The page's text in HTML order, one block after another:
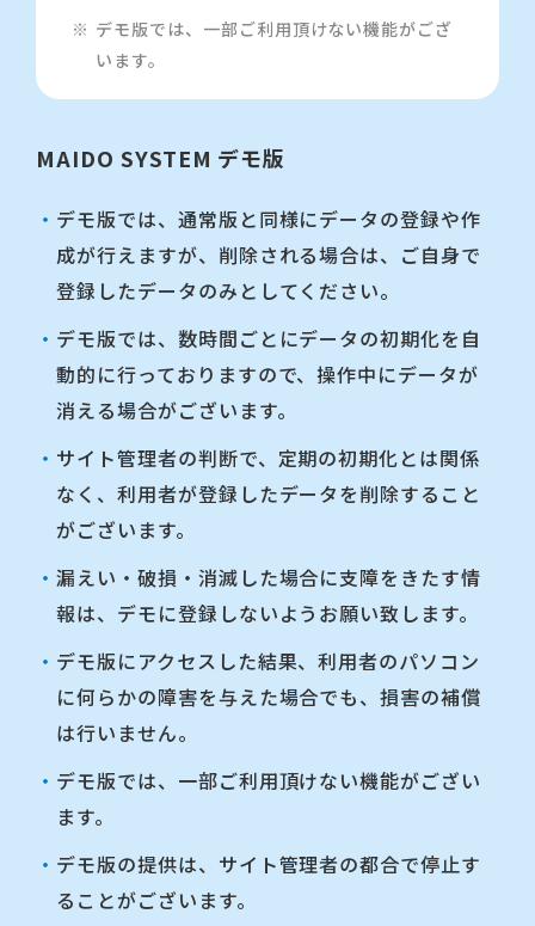
および第三者からの緊急停止要請にはお
応えしかねます。予めご了承下さい。
め、お客様の登録されたデータを監視
し、必要に応じて定期の初期化とは関係
なく
、
利用者が登録したデータを事前の通
知なく削除することがございます。
（使用の中止）
当社が適切な使用でないと判断した
場合、お客様はただちに本サイトにおけ
るオンラインデモの使用を取りやめなけ
ればならないものとします。
（利用者の責任）
試用に関するすべての責任および危険
は、お客様が負担するものとし、当社は
デモ版では、一部ご利用頂けない機能がござ
います。
MAIDO SYSTEM デモ版
デモ版では、通常版と同様にデータの登録や作
成が行えますが、削除される場合は、ご自身で
登録したデータのみとしてください。
デモ版では、数時間ごとにデータの初期化を自
動的に行っておりますので、操作中にデータが
消える場合がございます。
サイト管理者の判断で、定期の初期化とは関係
なく、利用者が登録したデータを削除すること
がございます。
漏えい・破損・消滅した場合に支障をきたす情
報は、デモに登録しないようお願い致します。
デモ版にアクセスした結果、利用者のパソコン
に何らかの障害を与えた場合でも、損害の補償
は行いません。
デモ版では、一部ご利用頂けない機能がござい
ます。
デモ版の提供は、サイト管理者の都合で停止す
ることがございます。